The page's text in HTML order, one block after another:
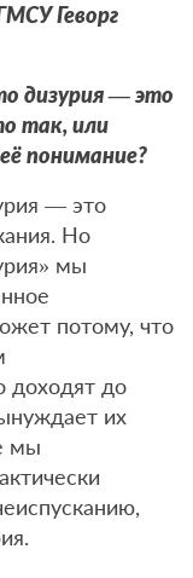
Геворг
дизурия — это
так, или
понимание?
— это
Но
мы
потому, что
доходят до
их
мы